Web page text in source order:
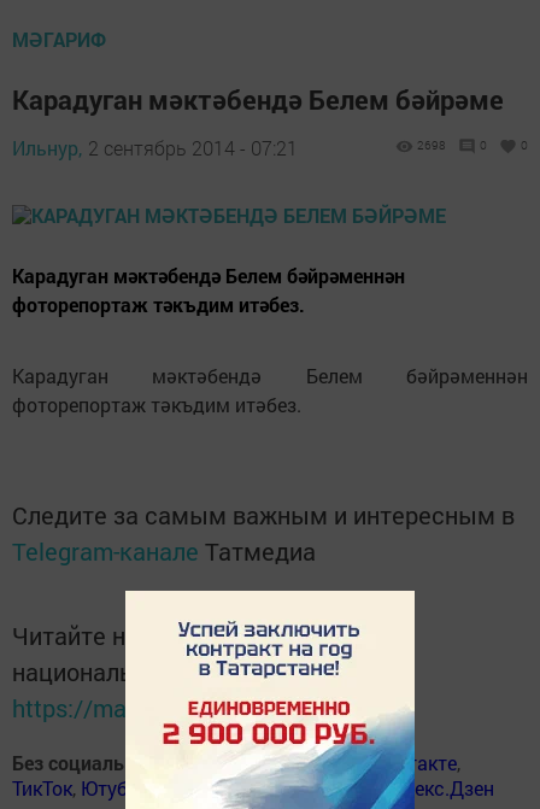
МӘГАРИФ
Карадуган мәктәбендә Белем бәйрәме
Ильнур, 2 сентябрь 2014 - 07:21 2698 0 0
Карадуган мәктәбендә Белем бәйрәменнән
фоторепортаж тәкъдим итәбез.
Карадуган мәктәбендә Белем бәйрәменнән
фоторепортаж тәкъдим итәбез.
Следите за самым важным и интересным в
Telegram-канале Татмедиа
Читайте новости Татарстана в
национальном мессенджере MАХ:
https://max.ru/tatmedia
Без социаль челтәрләрдә:ВКонтакте ВКонтакте,
ТикТок, Ютуб Одноклассники,Телеграм Яндекс.Дзен